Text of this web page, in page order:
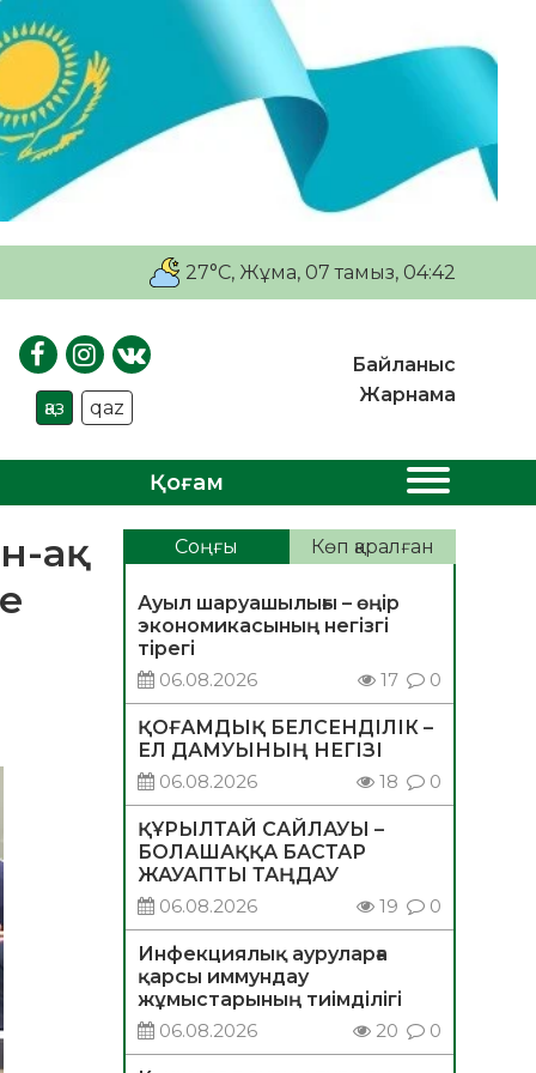
27°C, Жұма, 07 тамыз, 04:42
қаз qaz
Байланыс
Жарнама
Қоғам
ақ
Соңғы Көп қаралған
Ауыл шаруашылығы – өңір
экономикасының негізгі
тірегі
06.08.2026
17 0
ҚОҒАМДЫҚ БЕЛСЕНДІЛІК –
ЕЛ ДАМУЫНЫҢ НЕГІЗІ
06.08.2026
18 0
ҚҰРЫЛТАЙ САЙЛАУЫ –
БОЛАШАҚҚА БАСТАР
ЖАУАПТЫ ТАҢДАУ
06.08.2026
19 0
Инфекциялық ауруларға
қарсы иммундау
жұмыстарының тиімділігі
06.08.2026
20 0